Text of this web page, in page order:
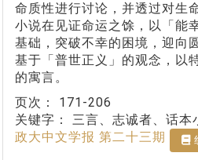
命质性进行讨论，并透过对生
小说在见证命运之馀，以「能
基础，突破不幸的困境，迎向
基于「普世正义」的观念，以
的寓言。
页次： 171-206
关键字： 三言、志诚者、话本
政大中文学报 第二十三期